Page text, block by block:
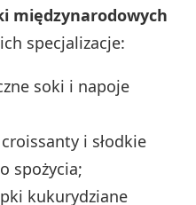
międzynarodowych
specjalizacje:
soki i napoje
i słodkie
spożycia;
kukurydziane